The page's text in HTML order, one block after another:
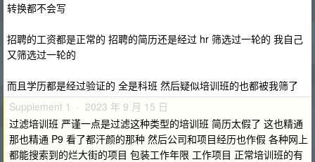
转换都不会写
招聘的工资都是正常的 招聘的简历还是经过 hr 筛选过一轮的 我自己
又筛选过一轮的
而且学历都是经过验证的 全是科班 然后疑似培训班的也都被我筛了
Supplement 1 · 2023 年 9 月 15 日
过滤培训班 严谨一点是过滤这种类型的培训班 简历太假了 这也精通
那也精通 P9 看了都汗颜的那种 然后公司和项目经历也作假 各种网上
都能搜索到的烂大街的项目 包装工作年限 工作项目 正常培训班的有